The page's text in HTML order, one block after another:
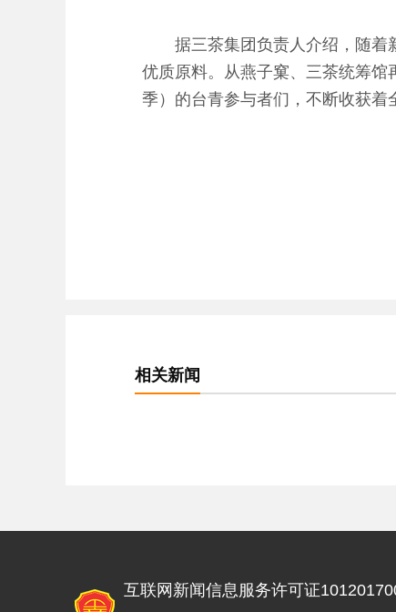
据三茶集团负责人介绍，随着新
优质原料。从燕子窠、三茶统筹馆
季）的台青参与者们，不断收获着
相关新闻
互联网新闻信息服务许可证